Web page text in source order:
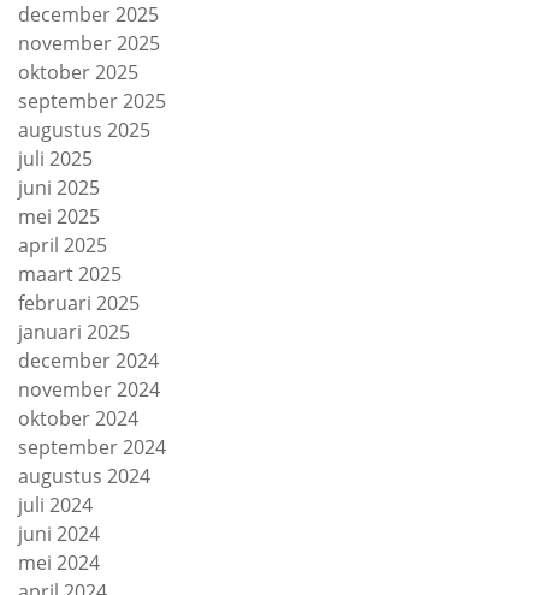
december 2025
november 2025
oktober 2025
september 2025
augustus 2025
juli 2025
juni 2025
mei 2025
april 2025
maart 2025
februari 2025
januari 2025
december 2024
november 2024
oktober 2024
september 2024
augustus 2024
juli 2024
juni 2024
mei 2024